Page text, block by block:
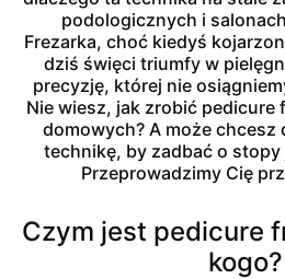
podologicznych i
Frezarka, choć kiedyś
dziś święci triumfy w
precyzję, której nie
Nie wiesz, jak zrobić pedicure
domowych? A może chcesz
technikę, by zadbać o stopy
Przeprowadzimy Cię
Czym jest pedicure
kogo?